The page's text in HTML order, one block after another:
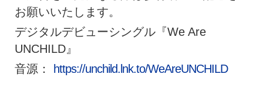
お願いいたします。
デジタルデビューシングル『We Are
UNCHILD』
音源： https://unchild.lnk.to/WeAreUNCHILD